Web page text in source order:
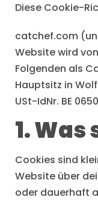
Diese Cookie-
catchef.com
Website wird
Folgenden als
Hauptsitz in
USt-IdNr. BE
1. Was
Cookies sind
Website über
oder dauerhaft